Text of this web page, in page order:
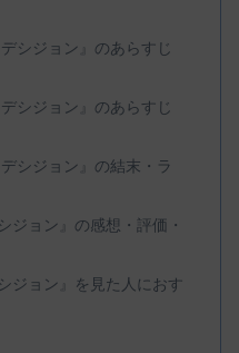
シジョン』のあらすじ
シジョン』のあらすじ
シジョン』の結末・ラ
ジョン』の感想・評価・
ジョン』を見た人におす